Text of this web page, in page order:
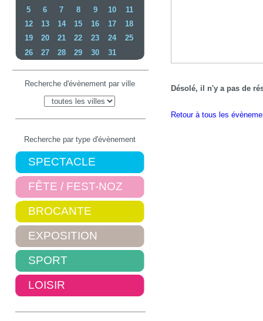
5
6 7 8 9 10
11
12
13 14 15 16 17
18
19
20 21 22 23 24
25
26
27 28 29 30 31
Recherche d'évènement par ville
Recherche par type d'évènement
SPECTACLE
FÊTE / FEST-NOZ
BROCANTE
EXPOSITION
SPORT
LOISIR
Désolé, il n'y a pas de
Retour à tous les